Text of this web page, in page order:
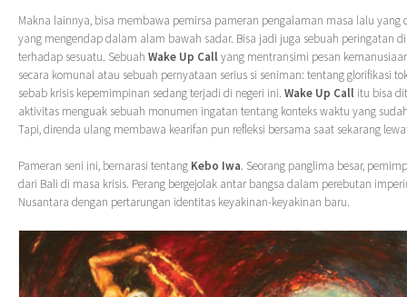
Makna lainnya, bisa membawa pemirsa pameran pengalaman masa lalu yang
yang mengendap dalam alam bawah sadar. Bisa jadi juga sebuah peringatan
terhadap sesuatu. Sebuah Wake Up Callyang mentransimi pesan
secara komunal atau sebuah pernyataan serius si seniman: tentang glorifikasi
sebab krisis kepemimpinan sedang terjadi di negeri ini. Wake Up Call itu bisa
aktivitas menguak sebuah monumen ingatan tentang konteks waktu yang
Tapi, direnda ulang membawa kearifan pun refleksi bersama saat sekarang
Pameran seni ini, bernarasi tentang Kebo Iwa. Seorang panglima besar,
dari Bali di masa krisis. Perang bergejolak antar bangsa dalam perebutan
Nusantara dengan pertarungan identitas keyakinan-keyakinan baru.